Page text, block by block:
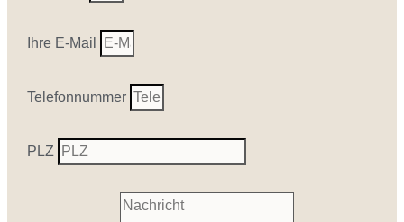
Ihre E-Mail
Telefonnummer
PLZ